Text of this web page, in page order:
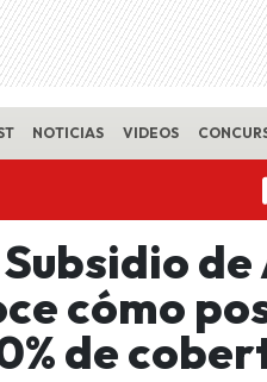
NOTICIAS VIDEOS
cómo
de